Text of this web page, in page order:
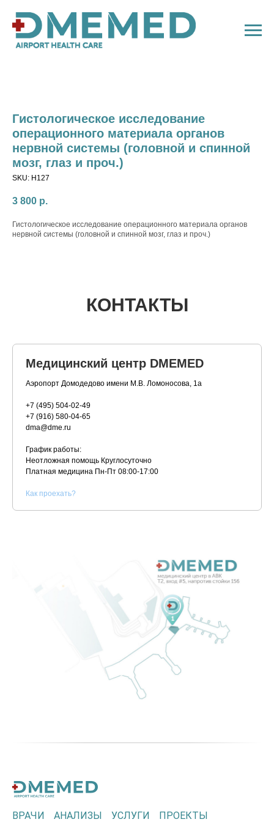
Гистологическое исследование
операционного материала органов
нервной системы (головной и спинной
мозг, глаз и проч.)
SKU: H127
3 800 р.
Гистологическое исследование операционного материала органов
нервной системы (головной и спинной мозг, глаз и проч.)
КОНТАКТЫ
Медицинский центр DMEMED
Аэропорт Домодедово имени М.В. Ломоносова, 1а
+7 (495) 504-02-49
+7 (916) 580-04-65
dma@dme.ru
График работы:
Неотложная помощь Круглосуточно
Платная медицина Пн-Пт 08:00-17:00
Как проехать?
ВРАЧИ АНАЛИЗЫ УСЛУГИ ПРОЕКТЫ